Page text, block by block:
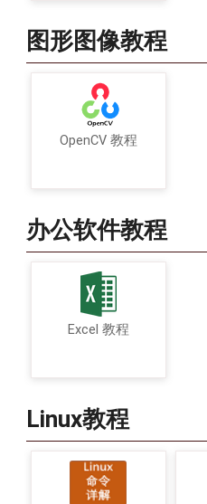
图形图像教程
OpenCV 教程
办公软件教程
Excel 教程
Linux教程